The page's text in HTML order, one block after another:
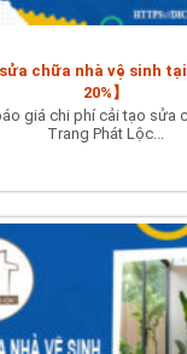
chữa nhà vệ sinh
20%】
giá chi phí cải tạo sửa
Trang Phát Lộc...